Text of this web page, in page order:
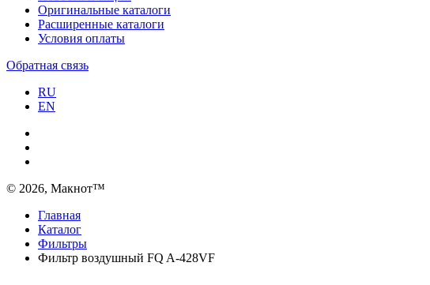
Оригинальные каталоги
Расширенные каталоги
Условия оплаты
Обратная связь
RU
EN
© 2026, Макнот™
Главная
Каталог
Фильтры
Фильтр воздушный FQ A-428VF